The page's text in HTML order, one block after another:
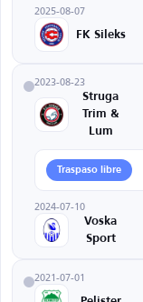
2025-08-07
FK Sileks
2023-08-23
Struga
Trim &
Lum
Traspaso libre
2024-07-10
Voska
Sport
2021-07-01